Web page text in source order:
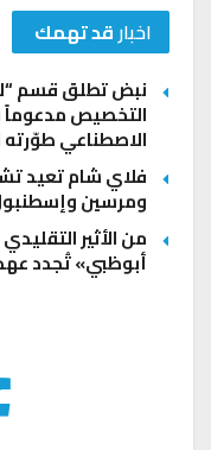
اخبارقد تهمك
نبض تطلق قسم
التخصيص مدعوماً
الاصطناعي
فلاي شام تعيد
ومرسين
من الأثير
أبوظبي» تُجدد